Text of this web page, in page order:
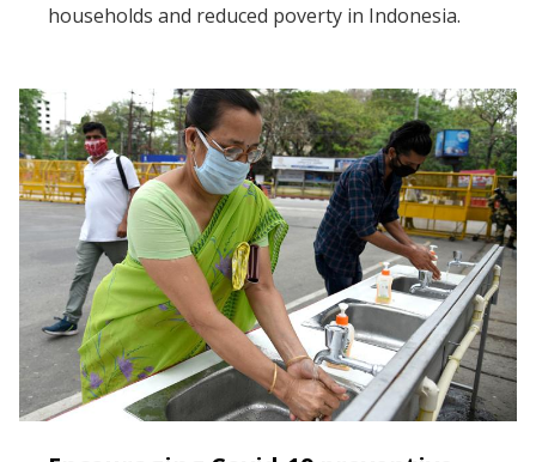
households and reduced poverty in Indonesia.